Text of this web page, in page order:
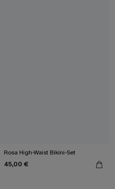
Rosa High-Waist Bikini-Set
45,00 €